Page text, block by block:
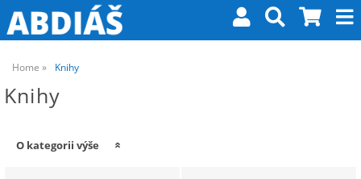
Home Knihy
Knihy
O kategorii výše